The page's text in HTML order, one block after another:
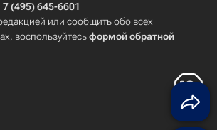
7 (495) 645-6601
или сообщить обо всех
воспользуйтесьформой обратной